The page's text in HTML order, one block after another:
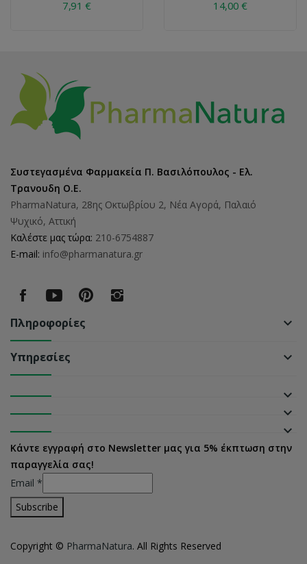
7,91 € 14,00 €
Συστεγασμένα Φαρμακεία Π. Βασιλόπουλος - Ελ.
Τρανουδη Ο.Ε.
PharmaNatura, 28ης Οκτωβρίου 2, Νέα Αγορά, Παλαιό
Ψυχικό, Αττική
Καλέστε μας τώρα: 210-6754887
E-mail: info@pharmanatura.gr
Πληροφορίες keyboard_arrow_down
Υπηρεσίες keyboard_arrow_down
keyboard_arrow_down
keyboard_arrow_down
keyboard_arrow_down
Κάντε εγγραφή στο Newsletter μας για 5% έκπτωση στην
παραγγελία σας!
Email *
Copyright © PharmaNatura. All Rights Reserved